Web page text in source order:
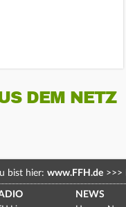
DEM NETZ
bist hier: www.FFH.de >>>
NEWS